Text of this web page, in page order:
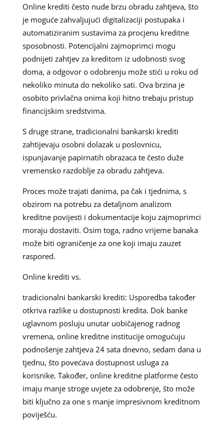
Online krediti često nude brzu obradu zahtjeva, što
je moguće zahvaljujući digitalizaciji postupaka i
automatiziranim sustavima za procjenu kreditne
sposobnosti. Potencijalni zajmoprimci mogu
podnijeti zahtjev za kreditom iz udobnosti svog
doma, a odgovor o odobrenju može stići u roku od
nekoliko minuta do nekoliko sati. Ova brzina je
osobito privlačna onima koji hitno trebaju pristup
financijskim sredstvima.
S druge strane, tradicionalni bankarski krediti
zahtijevaju osobni dolazak u poslovnicu,
ispunjavanje papirnatih obrazaca te često duže
vremensko razdoblje za obradu zahtjeva.
Proces može trajati danima, pa čak i tjednima, s
obzirom na potrebu za detaljnom analizom
kreditne povijesti i dokumentacije koju zajmoprimci
moraju dostaviti. Osim toga, radno vrijeme banaka
može biti ograničenje za one koji imaju zauzet
raspored.
Online krediti vs.
tradicionalni bankarski krediti: Usporedba također
otkriva razlike u dostupnosti kredita. Dok banke
uglavnom posluju unutar uobičajenog radnog
vremena, online kreditne institucije omogućuju
podnošenje zahtjeva 24 sata dnevno, sedam dana u
tjednu, što povećava dostupnost usluga za
korisnike. Također, online kreditne platforme često
imaju manje stroge uvjete za odobrenje, što može
biti ključno za one s manje impresivnom kreditnom
poviješću.